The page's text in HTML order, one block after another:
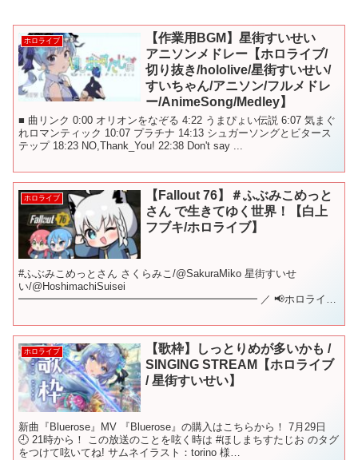
ホロライブ
【作業用BGM】星街すいせい
アニソンメドレー【ホロライブ/
切り抜き/hololive/星街すいせい/
すいちゃん/アニソン/フルメドレ
ー/AnimeSong/Medley】
■ 曲リンク 0:00 オリオンをなぞる 4:22 うまぴょい伝説 6:07 気まぐ
れロマンティック 10:07 プラチナ 14:13 シュガーソングとビタース
テップ 18:23 NO,Thank_You! 22:38 Don't say ...
ホロライブ
【Fallout 76】＃ふぶみこめっと
さん で生きてゆく世界！【白上
フブキ/ホロライブ】
#ふぶみこめっとさん さくらみこ/@SakuraMiko 星街すいせ
い/@HoshimachiSuisei
━━━━━━━━━━━━━━━━━━━━━━━ ／ 📢ホロライブ
＼...
ホロライブ
【歌枠】しっとりめが多いかも /
SINGING STREAM【ホロライブ
/ 星街すいせい】
新曲『Bluerose』MV 『Bluerose』の購入はこちらから！ 7月29日
🕘 21時から！ この放送のことを呟く時は #ほしまちすたじお のタグ
をつけて呟いてね! サムネイラスト：torino 様